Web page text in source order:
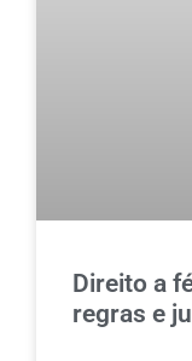
Direito a
regras e